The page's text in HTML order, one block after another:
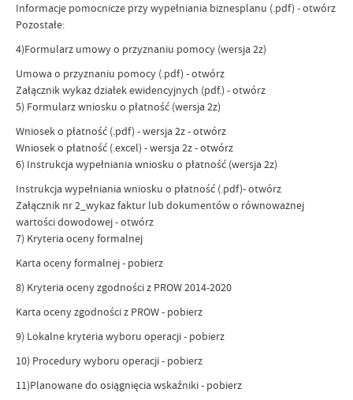
Informacje pomocnicze przy wypełniania biznesplanu (.pdf) - otwórz
Pozostałe:
4)Formularz umowy o przyznaniu pomocy (wersja 2z)
Umowa o przyznaniu pomocy (.pdf) - otwórz
Załącznik wykaz działek ewidencyjnych (pdf.) - otwórz
5) Formularz wniosku o płatność (wersja 2z)
Wniosek o płatność (.pdf) - wersja 2z - otwórz
Wniosek o płatność (.excel) - wersja 2z - otwórz
6) Instrukcja wypełniania wniosku o płatność (wersja 2z)
Instrukcja wypełniania wniosku o płatność (.pdf)- otwórz
Załącznik nr 2_wykaz faktur lub dokumentów o równoważnej
wartości dowodowej - otwórz
7) Kryteria oceny formalnej
Karta oceny formalnej - pobierz
8) Kryteria oceny zgodności z PROW 2014-2020
Karta oceny zgodności z PROW - pobierz
9) Lokalne kryteria wyboru operacji - pobierz
10) Procedury wyboru operacji - pobierz
11)Planowane do osiągnięcia wskaźniki - pobierz